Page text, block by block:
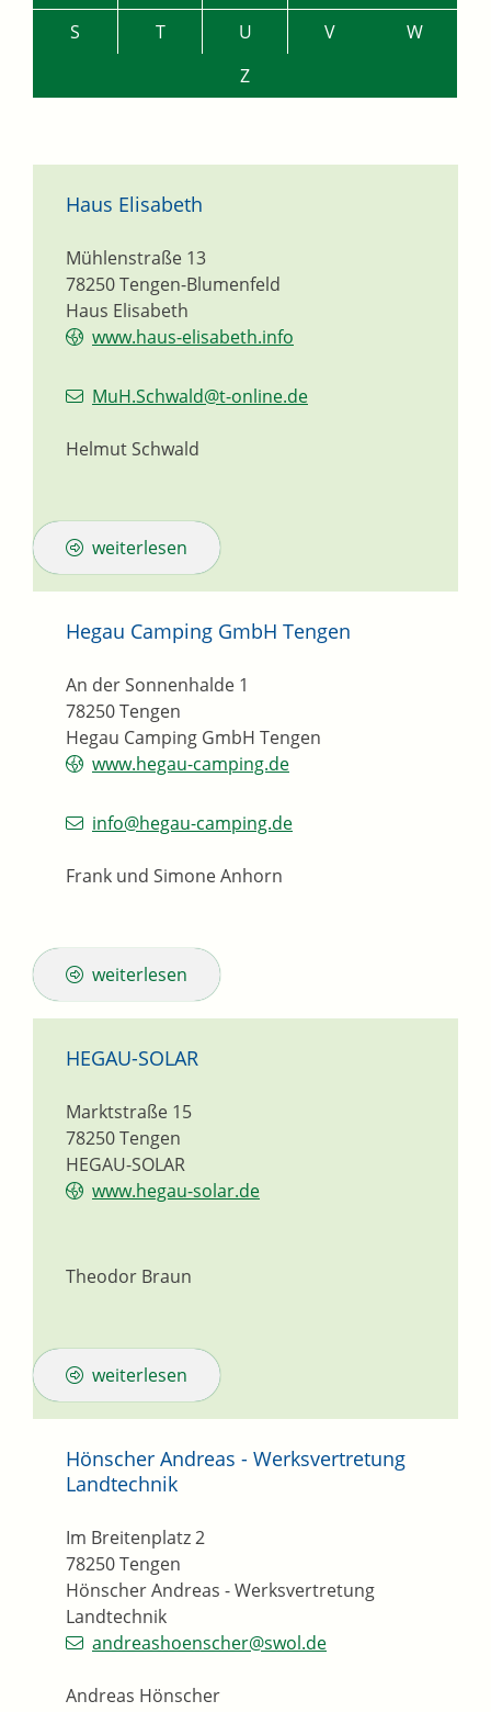
S
T U V
W
Z
Haus Elisabeth
Haus Elisabeth
Mühlenstraße 13
78250Tengen-Blumenfeld
www.haus-elisabeth.info
MuH.Schwald@t-online.de
Helmut Schwald
weiterlesen
Hegau Camping GmbH Tengen
Hegau Camping GmbH Tengen
An der Sonnenhalde 1
78250Tengen
www.hegau-camping.de
info@hegau-camping.de
Frank und SimoneAnhorn
weiterlesen
HEGAU-SOLAR
HEGAU-SOLAR
Marktstraße 15
78250Tengen
www.hegau-solar.de
Theodor Braun
weiterlesen
Hönscher Andreas - Werksvertretung
Landtechnik
Hönscher Andreas - Werksvertretung
Landtechnik
Im Breitenplatz 2
78250Tengen
andreashoenscher@swol.de
Andreas Hönscher